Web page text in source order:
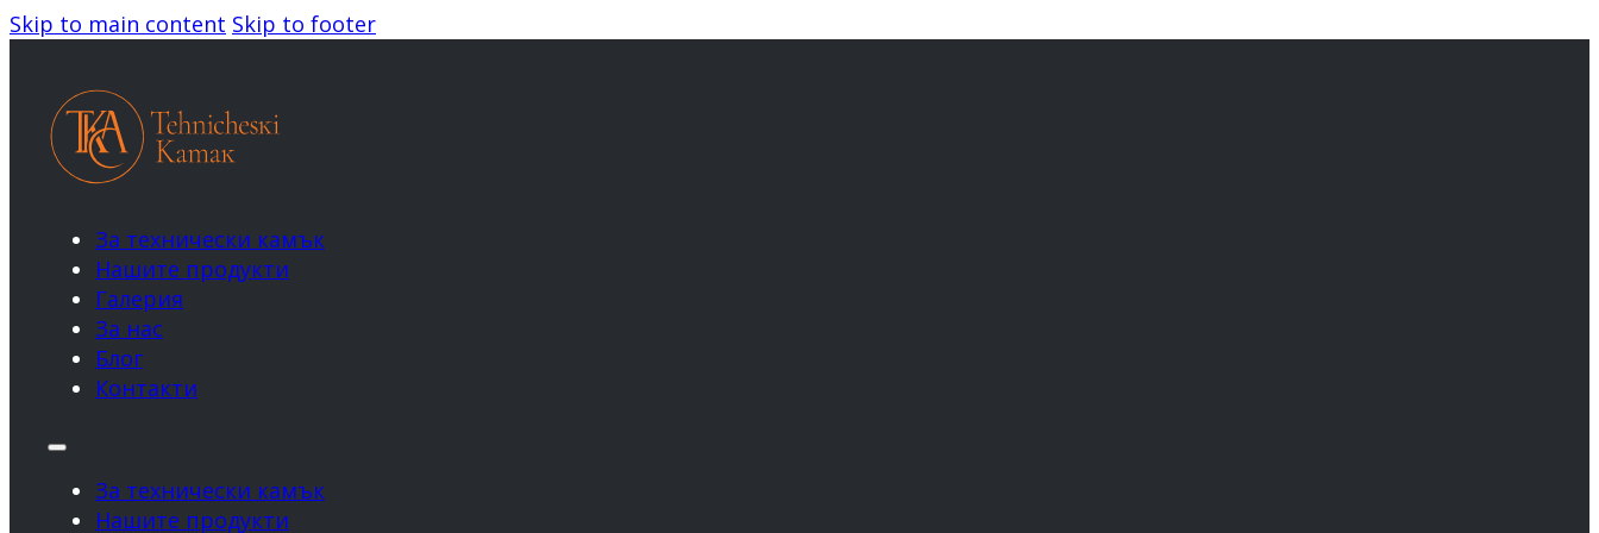
Skip to main content Skip to footer
За технически камък
Нашите продукти
Галерия
За нас
Блог
Контакти
За технически камък
Нашите продукти